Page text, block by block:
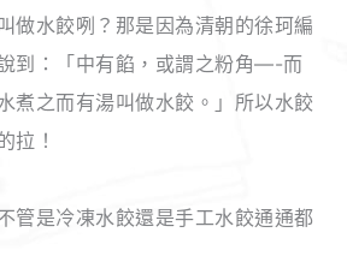
做水餃咧？那是因為清朝的徐珂編
到：「中有餡，或謂之粉角—-而
煮之而有湯叫做水餃。」所以水餃
拉！
管是冷凍水餃還是手工水餃通通都